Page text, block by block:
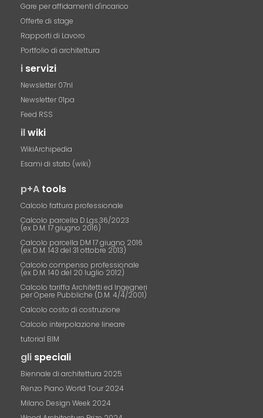
Gare per affidamenti d'incarico
Offerte di stage
Rapporti di Lavoro
Portfolio di architettura
i servizi
Newsletter 07nl
Newsletter 01pa
Feed RSS
ilwiki
WikiArchipedia
Esami di stato (wiki)
p+A tools
Calcolo fattura professionale
Calcolo parcella D.Lgs.36/2023
(ex D.M. 17 giugno 2016)
Calcolo parcella DM 17 giugno 2016
(ex D.M. 143 del 31 ottobre 2013)
Calcolo compenso professionale
(ex D.M. 140 del 20 luglio 2012)
Calcolo tariffa Architetti ed Ingegneri
per Opere Pubbliche (D.M. 4/4/2001)
Calcolo costo di costruzione
Calcolo interpolazione lineare
tutorial BIM
gli speciali
Biennale di architettura 2025
Renzo Piano World Tour 2024
Milano Design Week 2024